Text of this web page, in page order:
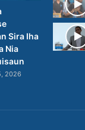
Sira Iha
Nia
2026